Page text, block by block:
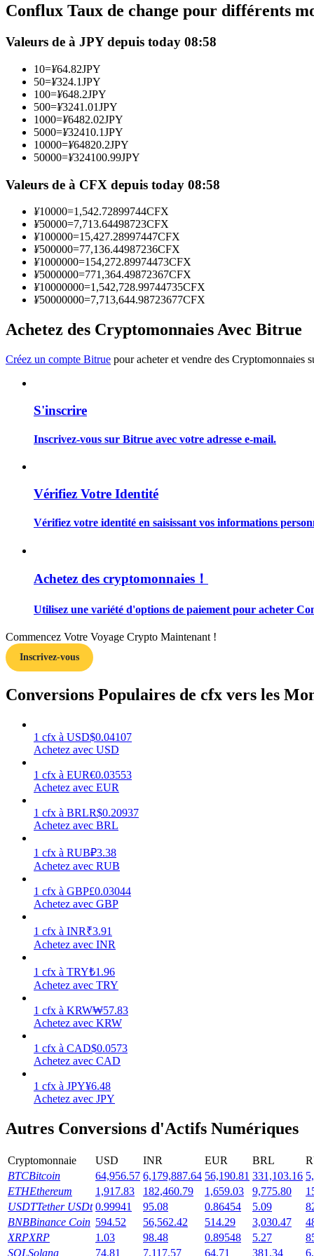
Futures utilisant l'USDC comme garantie
Copie de Trading
Rejoignez les meilleurs traders
Devenez un trader de copie
Information
Analyse de mégadonnées, y compris des informations
Guide
Stratégies de trading
Apprenez à rester rentable
Gagner
Gagnez quotidiennement des récompenses compétitives
Conflux Taux de change pour différents
Valeurs de à JPY depuis today 08:58
10=¥64.82JPY
50=¥324.1JPY
100=¥648.2JPY
500=¥3241.01JPY
1000=¥6482.02JPY
5000=¥32410.1JPY
10000=¥64820.2JPY
50000=¥324100.99JPY
Valeurs de à CFX depuis today 08:58
¥10000=1,542.72899744CFX
¥50000=7,713.64498723CFX
¥100000=15,427.28997447CFX
¥500000=77,136.44987236CFX
¥1000000=154,272.89974473CFX
¥5000000=771,364.49872367CFX
¥10000000=1,542,728.99744735CFX
¥50000000=7,713,644.98723677CFX
Achetez des Cryptomonnaies Avec Bitrue
Créez un compte Bitrue pour acheter et vendre des Cryptomonnaies
S'inscrire
Inscrivez-vous sur Bitrue avec votre adresse e-mail.
Vérifiez Votre Identité
Vérifiez votre identité en saisissant vos informations
Achetez des cryptomonnaies！
Utilisez une variété d'options de paiement pour acheter
Commencez Votre Voyage Crypto Maintenant !
Inscrivez-vous
Conversions Populaires de cfx vers les
1 cfx à USD$0.04107
Achetez avec USD
1 cfx à EUR€0.03553
Achetez avec EUR
1 cfx à BRLR$0.20937
Achetez avec BRL
1 cfx à RUB₽3.38
Achetez avec RUB
1 cfx à GBP£0.03044
Achetez avec GBP
1 cfx à INR₹3.91
Achetez avec INR
1 cfx à TRY₺1.96
Achetez avec TRY
1 cfx à KRW₩57.83
Achetez avec KRW
1 cfx à CAD$0.0573
Achetez avec CAD
1 cfx à JPY¥6.48
Achetez avec JPY
Autres Conversions d'Actifs Numériques
Cryptomonnaie USD INR EUR BRL
BTCBitcoin 64,956.57 6,179,887.64 56,190.81 331,103.16
ETHEthereum 1,917.83 182,460.79 1,659.03 9,775.80
USDTTether USDt 0.99941 95.08 0.86454 5.09
BNBBinance Coin 594.52 56,562.42 514.29 3,030.47
XRPXRP 1.03 98.48 0.89548 5.27
SOLSolana 74.81 7,117.57 64.71 381.34